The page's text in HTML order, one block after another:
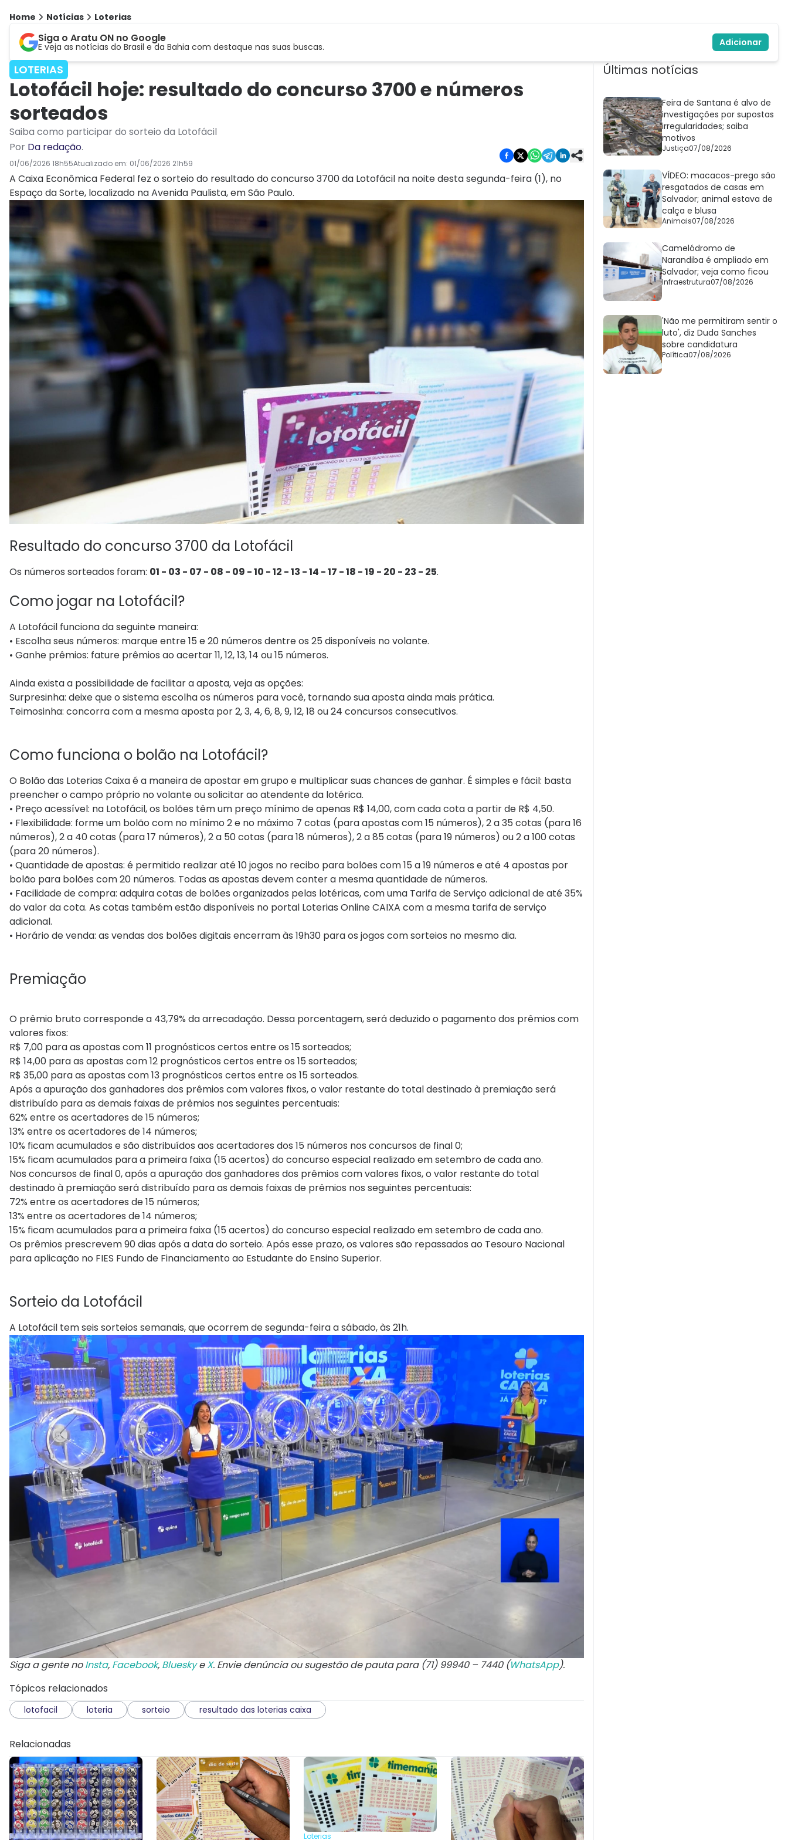
Home Notícias Loterias
Siga o Aratu ON no Google
E veja as notícias do Brasil e da Bahia com destaque nas suas buscas. Adicionar
LOTERIAS
Lotofácil hoje: resultado do concurso 3700 e números
sorteados
Saiba como participar do sorteio da Lotofácil
Por Da redação.
01/06/2026 18h55Atualizado em: 01/06/2026 21h59
A Caixa Econômica Federal fez o sorteio do resultado do concurso 3700 da Lotofácil na noite desta segunda-feira (1), no
Espaço da Sorte, localizado na Avenida Paulista, em São Paulo.
Resultado do concurso 3700 da Lotofácil
Os números sorteados foram: 01 - 03 - 07 - 08 - 09 - 10 - 12 - 13 - 14 - 17 - 18 - 19 - 20 - 23 - 25.
Como jogar na Lotofácil?
A Lotofácil funciona da seguinte maneira:
• Escolha seus números: marque entre 15 e 20 números dentre os 25 disponíveis no volante.
• Ganhe prêmios: fature prêmios ao acertar 11, 12, 13, 14 ou 15 números.
Ainda exista a possibilidade de facilitar a aposta, veja as opções:
Surpresinha: deixe que o sistema escolha os números para você, tornando sua aposta ainda mais prática.
Teimosinha: concorra com a mesma aposta por 2, 3, 4, 6, 8, 9, 12, 18 ou 24 concursos consecutivos.
Como funciona o bolão na Lotofácil?
O Bolão das Loterias Caixa é a maneira de apostar em grupo e multiplicar suas chances de ganhar. É simples e fácil: basta
preencher o campo próprio no volante ou solicitar ao atendente da lotérica.
• Preço acessível: na Lotofácil, os bolões têm um preço mínimo de apenas R$ 14,00, com cada cota a partir de R$ 4,50.
• Flexibilidade: forme um bolão com no mínimo 2 e no máximo 7 cotas (para apostas com 15 números), 2 a 35 cotas (para 16
números), 2 a 40 cotas (para 17 números), 2 a 50 cotas (para 18 números), 2 a 85 cotas (para 19 números) ou 2 a 100 cotas
(para 20 números).
• Quantidade de apostas: é permitido realizar até 10 jogos no recibo para bolões com 15 a 19 números e até 4 apostas por
bolão para bolões com 20 números. Todas as apostas devem conter a mesma quantidade de números.
• Facilidade de compra: adquira cotas de bolões organizados pelas lotéricas, com uma Tarifa de Serviço adicional de até 35%
do valor da cota. As cotas também estão disponíveis no portal Loterias Online CAIXA com a mesma tarifa de serviço
adicional.
• Horário de venda: as vendas dos bolões digitais encerram às 19h30 para os jogos com sorteios no mesmo dia.
Premiação
O prêmio bruto corresponde a 43,79% da arrecadação. Dessa porcentagem, será deduzido o pagamento dos prêmios com
valores fixos:
R$ 7,00 para as apostas com 11 prognósticos certos entre os 15 sorteados;
R$ 14,00 para as apostas com 12 prognósticos certos entre os 15 sorteados;
R$ 35,00 para as apostas com 13 prognósticos certos entre os 15 sorteados.
Após a apuração dos ganhadores dos prêmios com valores fixos, o valor restante do total destinado à premiação será
distribuído para as demais faixas de prêmios nos seguintes percentuais:
62% entre os acertadores de 15 números;
13% entre os acertadores de 14 números;
10% ficam acumulados e são distribuídos aos acertadores dos 15 números nos concursos de final 0;
15% ficam acumulados para a primeira faixa (15 acertos) do concurso especial realizado em setembro de cada ano.
Nos concursos de final 0, após a apuração dos ganhadores dos prêmios com valores fixos, o valor restante do total
destinado à premiação será distribuído para as demais faixas de prêmios nos seguintes percentuais:
72% entre os acertadores de 15 números;
13% entre os acertadores de 14 números;
15% ficam acumulados para a primeira faixa (15 acertos) do concurso especial realizado em setembro de cada ano.
Os prêmios prescrevem 90 dias após a data do sorteio. Após esse prazo, os valores são repassados ao Tesouro Nacional
para aplicação no FIES Fundo de Financiamento ao Estudante do Ensino Superior.
Sorteio da Lotofácil
A Lotofácil tem seis sorteios semanais, que ocorrem de segunda-feira a sábado, às 21h.
Siga a gente noInsta, Facebook, BlueskyeX. Envie denúncia ou sugestão de pauta para (71) 99940 – 7440 (WhatsApp).
Tópicos relacionados
lotofacil loteria sorteio resultado das loterias caixa
Relacionadas
Loterias
Últimas notícias
Feira de Santana é alvo de
investigações por supostas
irregularidades; saiba
motivos
Justiça07/08/2026
VÍDEO: macacos-prego são
resgatados de casas em
Salvador; animal estava de
calça e blusa
Animais07/08/2026
Camelódromo de
Narandiba é ampliado em
Salvador; veja como ficou
Infraestrutura07/08/2026
'Não me permitiram sentir o
luto', diz Duda Sanches
sobre candidatura
Política07/08/2026